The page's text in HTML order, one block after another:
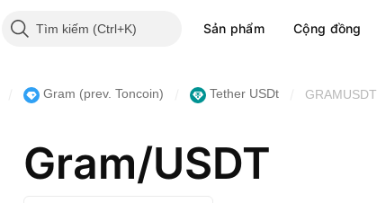
Tìm kiếm Sản phẩm Cộng đồng
Gram (prev. Toncoin) Tether USDt GRAMUSDT
Gram/USDT